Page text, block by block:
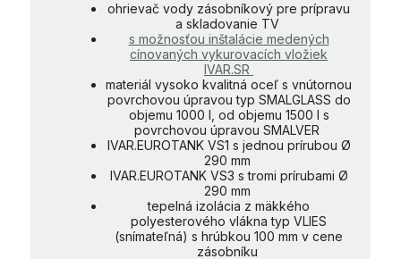
ohrievač vody zásobníkový pre prípravu
a skladovanie TV
s možnosťou inštalácie medených
cínovaných vykurovacích vložiek
IVAR.SR
materiál vysoko kvalitná oceľ s vnútornou
povrchovou úpravou typ SMALGLASS do
objemu 1000 l, od objemu 1500 l s
povrchovou úpravou SMALVER
IVAR.EUROTANK VS1 s jednou prírubou Ø
290 mm
IVAR.EUROTANK VS3 s tromi prírubami Ø
290 mm
tepelná izolácia z mäkkého
polyesterového vlákna typ VLIES
(snímateľná) s hrúbkou 100 mm v cene
zásobníku